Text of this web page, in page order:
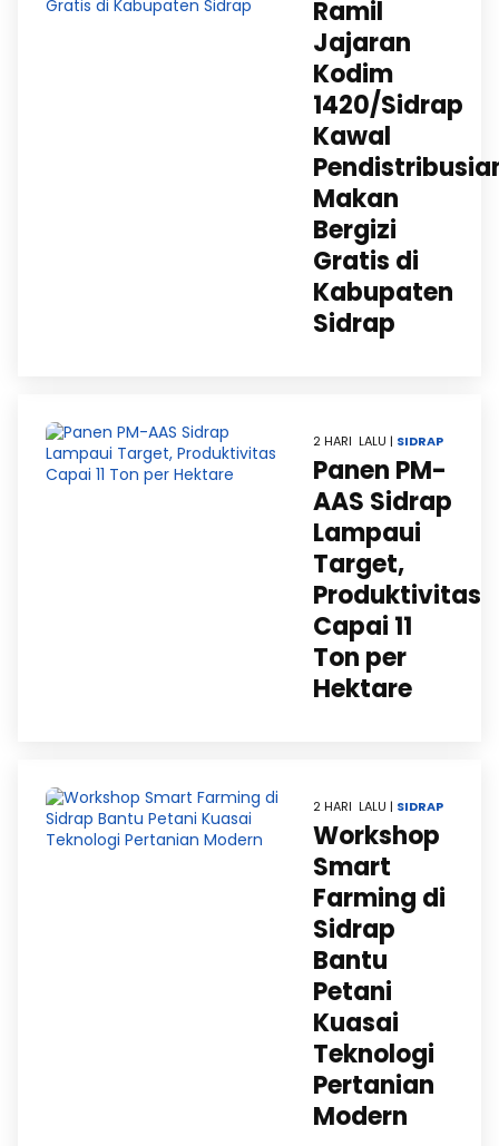
Ramil
Jajaran
Kodim
1420/Sidrap
Kawal
Makan
Bergizi
Gratis di
Kabupaten
Sidrap
2 HARI LALU | SIDRAP
Panen PM-
AAS Sidrap
Lampaui
Target,
Produktivitas
Capai 11
Ton per
Hektare
2 HARI LALU | SIDRAP
Workshop
Smart
Farming di
Sidrap
Bantu
Petani
Kuasai
Teknologi
Pertanian
Modern